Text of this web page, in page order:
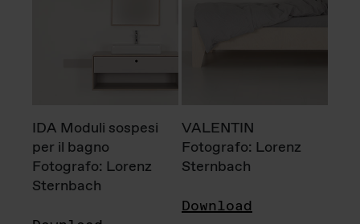
IDA Moduli sospesi
per il bagno
Fotografo: Lorenz
Sternbach
VALENTIN
Fotografo: Lorenz
Sternbach
Download